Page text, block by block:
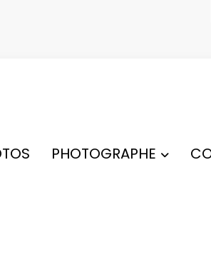
PHOTOGRAPHE